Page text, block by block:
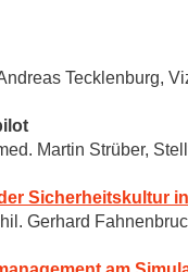
Tecklenburg,
Martin Strüber,
Sicherheitskultur
Gerhard